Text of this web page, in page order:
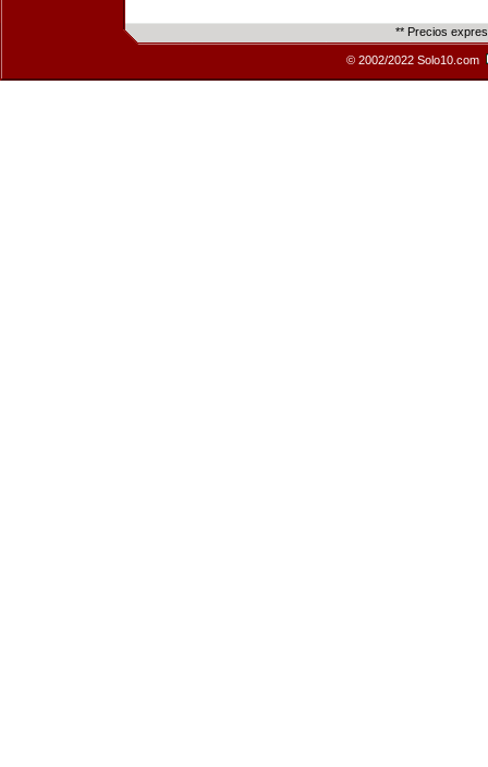
** Precios
© 2002/2022 Solo10.com